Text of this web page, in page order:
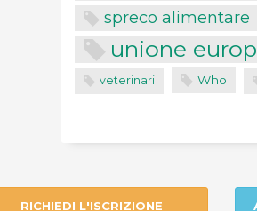
spreco alimentare
unione
veterinari Who
RICHIEDI L'ISCRIZIONE